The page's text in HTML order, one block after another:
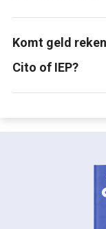
Komt geld
Cito of IEP?